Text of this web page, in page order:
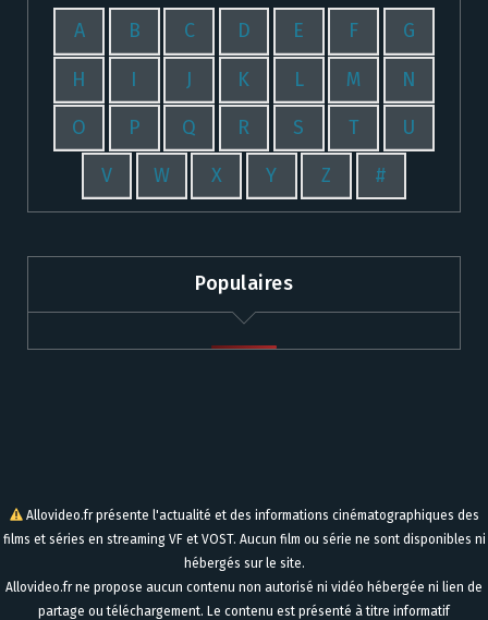
A B C D E F G
H I J K L M N
O P Q R S T U
V W X Y Z #
Populaires
Allovideo.fr présente l'actualité et des informations cinématographiques des
films et séries en streaming VF et VOST. Aucun film ou série ne sont disponibles ni
hébergés sur le site.
Allovideo.fr ne propose aucun contenu non autorisé ni vidéo hébergée ni lien de
partage ou téléchargement. Le contenu est présenté à titre informatif